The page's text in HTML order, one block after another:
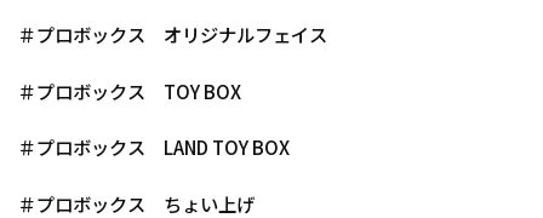
＃プロボックス オリジナルフェイス
＃プロボックス TOY BOX
＃プロボックス LAND TOY BOX
＃プロボックス ちょい上げ